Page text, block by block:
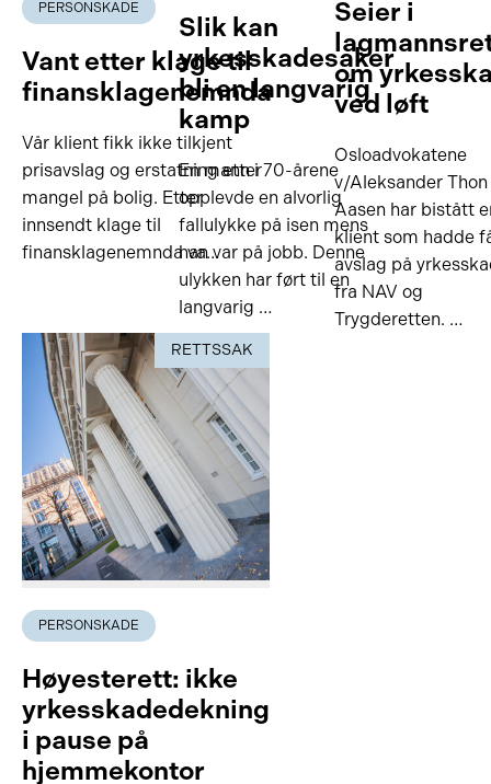
PERSONSKADE
Vant etter klage til
finansklagenemnda
Vår klient fikk ikke tilkjent
prisavslag og erstatning etter
mangel på bolig. Etter
innsendt klage til
finansklagenemnda va…
Slik kan
yrkesskadesaker
bli en langvarig
kamp
En mann i 70-årene
opplevde en alvorlig
fallulykke på isen mens
han var på jobb. Denne
ulykken har ført til en
langvarig …
Seier i
om
ved løft
Osloadvokatene
v/Aleksander Thon
Aasen har bistått
klient som hadde
avslag på
fra NAV og
Trygderetten. …
RETTSSAK
PERSONSKADE
Høyesterett: ikke
yrkesskadedekning
i pause på
hjemmekontor